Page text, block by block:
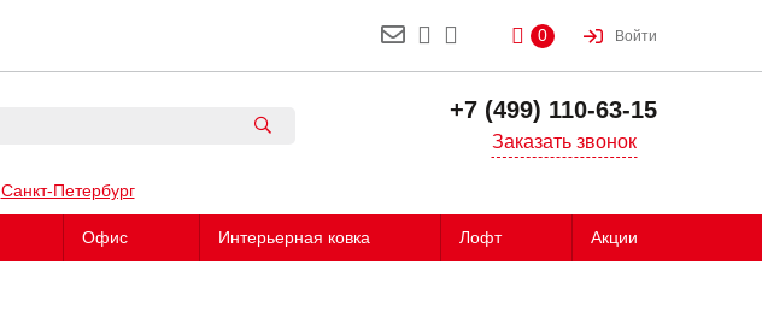
0 Войти
+7 (499) 110-63-15
Заказать звонок
Санкт-Петербург
Офис Интерьерная ковка Лофт Акции